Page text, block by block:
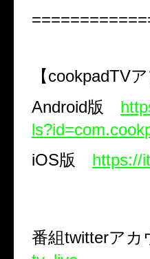
【cookpadTVア
Android版
iOS版 https://
番組twitterア